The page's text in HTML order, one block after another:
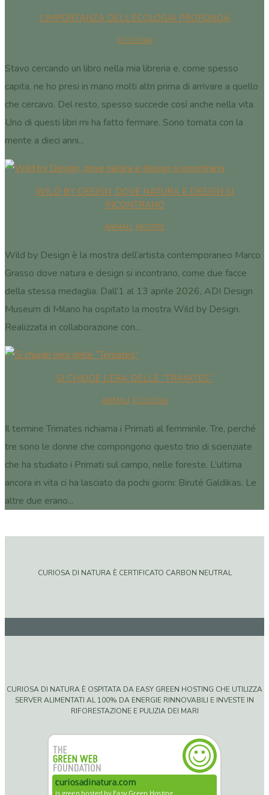
L’IMPORTANZA DELL’ECOLOGIA PROFONDA
ECOLOGIA
Stavo cercando un libro nella mia libreria e, come spesso
capita, ne ho presi in mano molti altri prima di arrivare a quello
che cercavo. Del resto, spesso succede così anche nella vita.
Uno di questi libri mi ha fatto fermare. Sono tornata con la
mente a dieci anni...
WILD BY DESIGN, DOVE NATURA E DESIGN SI
INCONTRANO
ANIMALI, MOSTRE
Wild by Design è la mostra dell’artista contemporaneo Marco
Grasso dove natura e design si incontrano, come due facce
della stessa medaglia. Dall’1 al 13 aprile 2026, ADI Design
Museum di Milano ha ospitato la mostra Wild by Design.
Realizzata in collaborazione con...
SI CHIUDE L’ERA DELLE “TRIMATES”
ANIMALI , ECOLOGIA
Il termine Trimates richiama i Primati al femminile. Tre, perché
tre sono le donne che compongono questo trio di scienziate
che ha studiato i Primati sul campo, nelle foreste. L’ultima
ancora in vita ci ha lasciato da pochi giorni: Biruté Galdikas. Le
altre due erano...
CURIOSA DI NATURA È CERTIFICATO CARBON NEUTRAL
CURIOSA DI NATURA È OSPITATA DA EASY GREEN HOSTING CHE UTILIZZA
SERVER ALIMENTATI AL 100% DA ENERGIE RINNOVABILI E INVESTE IN
RIFORESTAZIONE E PULIZIA DEI MARI